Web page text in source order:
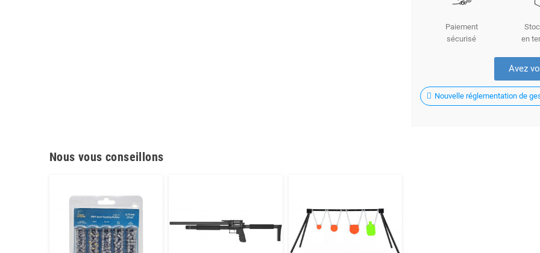
Paiement
sécurisé
en
Avez
Nouvelle réglementation de
Nous vous conseillons